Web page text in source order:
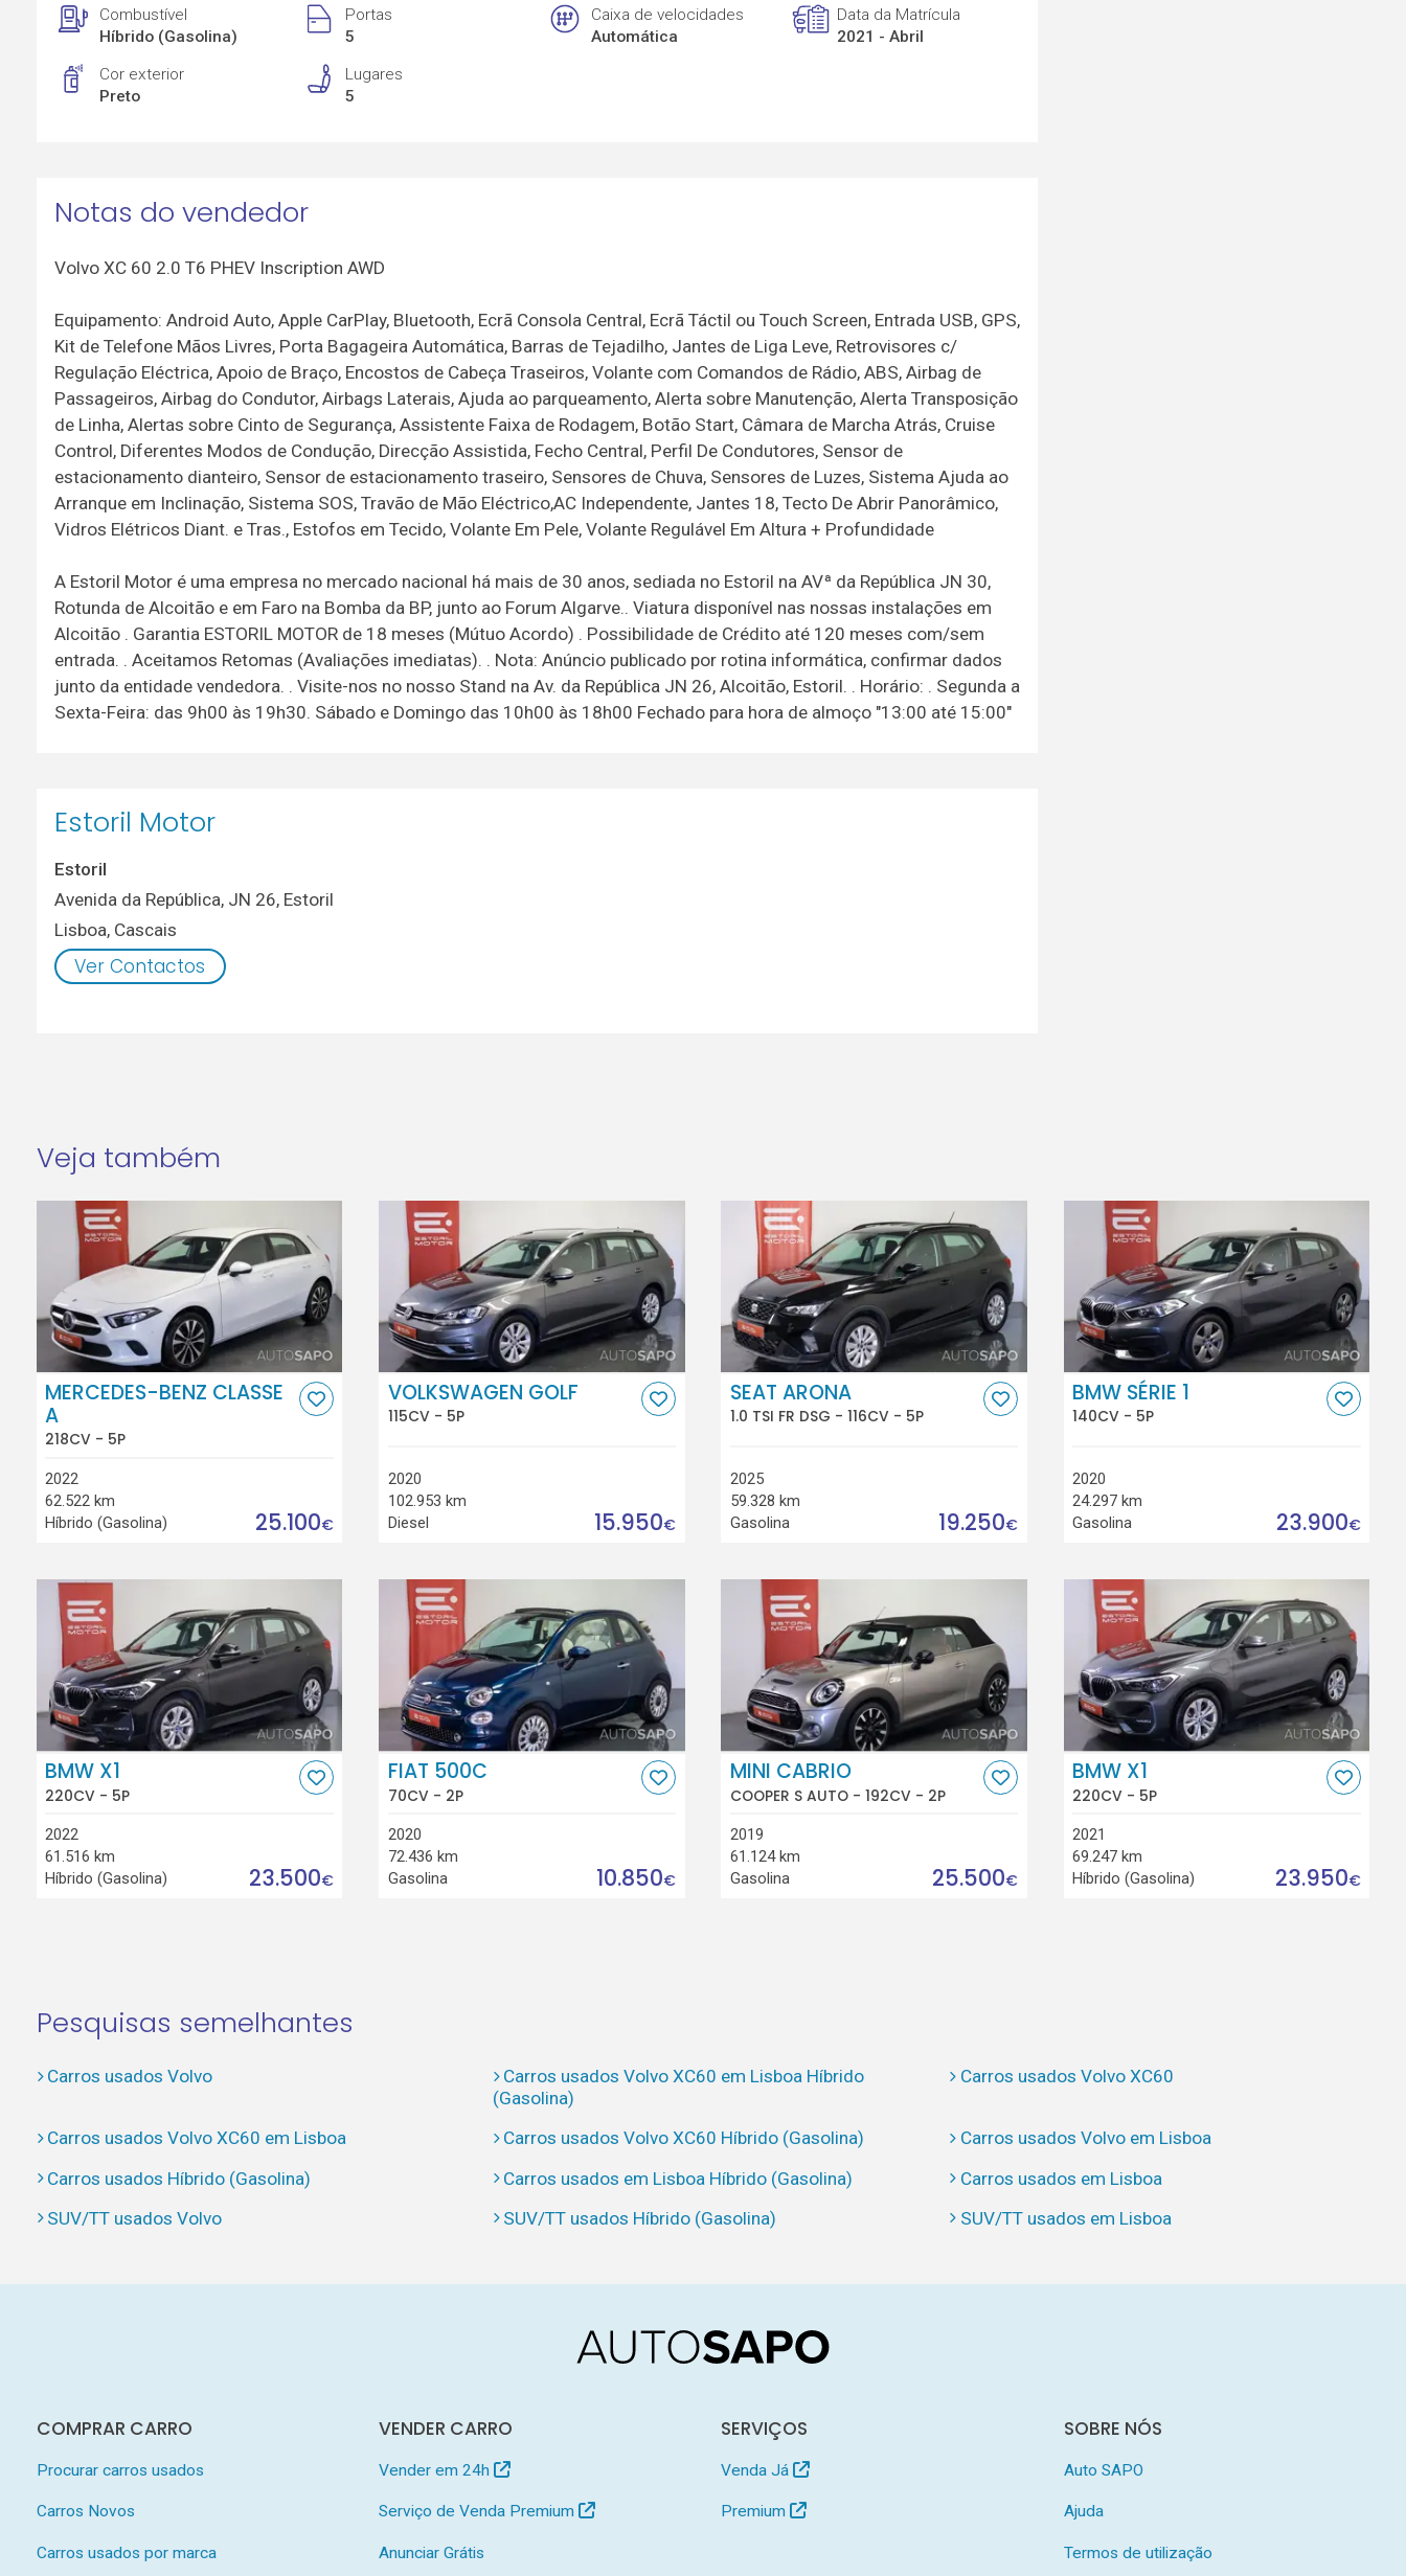
Combustível
Híbrido (Gasolina)
Portas
5
Caixa de velocidades
Automática
Data da Matrícula
2021 - Abril
Cor exterior
Preto
Lugares
5
Notas do vendedor
Volvo XC 60 2.0 T6 PHEV Inscription AWD
Equipamento: Android Auto, Apple CarPlay, Bluetooth, Ecrã Consola Central, Ecrã Táctil ou Touch Screen, Entrada USB, GPS,
Kit de Telefone Mãos Livres, Porta Bagageira Automática, Barras de Tejadilho, Jantes de Liga Leve, Retrovisores c/
Regulação Eléctrica, Apoio de Braço, Encostos de Cabeça Traseiros, Volante com Comandos de Rádio, ABS, Airbag de
Passageiros, Airbag do Condutor, Airbags Laterais, Ajuda ao parqueamento, Alerta sobre Manutenção, Alerta Transposição
de Linha, Alertas sobre Cinto de Segurança, Assistente Faixa de Rodagem, Botão Start, Câmara de Marcha Atrás, Cruise
Control, Diferentes Modos de Condução, Direcção Assistida, Fecho Central, Perfil De Condutores, Sensor de
estacionamento dianteiro, Sensor de estacionamento traseiro, Sensores de Chuva, Sensores de Luzes, Sistema Ajuda ao
Arranque em Inclinação, Sistema SOS, Travão de Mão Eléctrico,AC Independente, Jantes 18, Tecto De Abrir Panorâmico,
Vidros Elétricos Diant. e Tras., Estofos em Tecido, Volante Em Pele, Volante Regulável Em Altura + Profundidade
A Estoril Motor é uma empresa no mercado nacional há mais de 30 anos, sediada no Estoril na AVª da República JN 30,
Rotunda de Alcoitão e em Faro na Bomba da BP, junto ao Forum Algarve.. Viatura disponível nas nossas instalações em
Alcoitão . Garantia ESTORIL MOTOR de 18 meses (Mútuo Acordo) . Possibilidade de Crédito até 120 meses com/sem
entrada. . Aceitamos Retomas (Avaliações imediatas). . Nota: Anúncio publicado por rotina informática, confirmar dados
junto da entidade vendedora. . Visite-nos no nosso Stand na Av. da República JN 26, Alcoitão, Estoril. . Horário: . Segunda a
Sexta-Feira: das 9h00 às 19h30. Sábado e Domingo das 10h00 às 18h00 Fechado para hora de almoço "13:00 até 15:00"
Estoril Motor
Estoril
Avenida da República, JN 26, Estoril
Lisboa, Cascais
Ver Contactos
Veja também
MERCEDES-BENZ CLASSE
A
218CV - 5P
2022
62.522 km
Híbrido (Gasolina)
25.100€
VOLKSWAGEN GOLF
115CV - 5P
2020
102.953 km
Diesel
15.950€
SEAT ARONA
1.0 TSI FR DSG - 116CV - 5P
2025
59.328 km
Gasolina
19.250€
BMW SÉRIE 1
140CV - 5P
2020
24.297 km
Gasolina
23.900€
BMW X1
220CV - 5P
2022
61.516 km
Híbrido (Gasolina)
23.500€
FIAT 500C
70CV - 2P
2020
72.436 km
Gasolina
10.850€
MINI CABRIO
COOPER S AUTO - 192CV - 2P
2019
61.124 km
Gasolina
25.500€
BMW X1
220CV - 5P
2021
69.247 km
Híbrido (Gasolina)
23.950€
Pesquisas semelhantes
Carros usados Volvo
Carros usados Volvo XC60 em Lisboa Híbrido
(Gasolina)
Carros usados Volvo XC60
Carros usados Volvo XC60 em Lisboa Carros usados Volvo XC60 Híbrido (Gasolina)
Carros usados Volvo em Lisboa
Carros usados Híbrido (Gasolina)
Carros usados em Lisboa Híbrido (Gasolina)
Carros usados em Lisboa
SUV/TT usados Volvo
SUV/TT usados Híbrido (Gasolina) SUV/TT usados em Lisboa
COMPRAR CARRO
Procurar carros usados
Carros Novos
Carros usados por marca
VENDER CARRO
Vender em 24h
Serviço de Venda Premium
Anunciar Grátis
SERVIÇOS
Venda Já
Premium
SOBRE NÓS
Auto SAPO
Ajuda
Termos de utilização